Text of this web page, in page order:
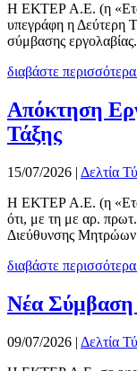
Η ΕΚΤΕΡ Α.Ε. (η
υπεγράφη η Δεύτερη
σύμβασης
διαβάστε
Απόκτηση
Τάξης
15/07/2026 | Δελτία
Η ΕΚΤΕΡ Α.Ε. (η
ότι, με τη με αρ.
Διεύθυνσης
διαβάστε
Νέα
09/07/2026 | Δελτία